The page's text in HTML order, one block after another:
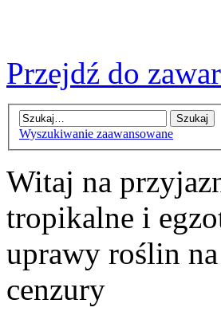
Przejdź do
Wyszukiwanie zaawansowane
Witaj na
tropikalne i
uprawy roślin
cenzury